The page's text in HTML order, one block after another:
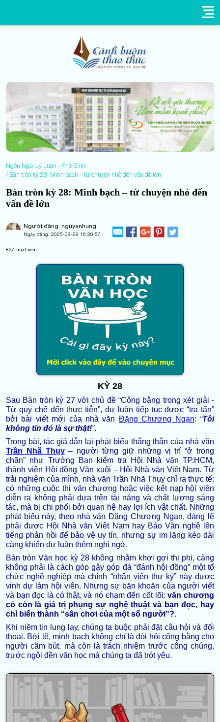
Ngôn Ngữ-Lý Luận - Phê Bình
Bàn tròn kỳ 28: Minh bạch – từ chuyện nhỏ đến vấn đề lớn
Bàn tròn kỳ 28: Minh bạch – từ chuyện nhỏ đến
vấn đề lớn
Người đăng: nguyenhung
Ngày đăng: 2025-08-29 16:20:57
827 lượt xem
KỲ 28
Sau Bàn tròn kỳ 27 với chủ đề “Công bằng trong xét giải -
Từ quy chế đến thực tiễn”, dư luận tiếp tục được “tra tấn”
bởi bài viết mới của nhà văn Đặng Chương Ngạn: “Tôi
không tin đó là sự thật!”.
Trong bài, tác giả dẫn lại phát biểu thẳng thắn của nhà văn
Trần Nhã Thụy– người từng giữ những vị trí “ở trong
chăn” như Trưởng Ban kiểm tra Hội Nhà văn TP.HCM,
thành viên Hội đồng Văn xuôi – Hội Nhà văn Việt Nam. Từ
trải nghiệm của mình, nhà văn Trần Nhã Thụy chỉ ra thực tế:
có những cuộc thi văn chương hoặc việc kết nạp hội viên
diễn ra không phải dựa trên tài năng và chất lượng sáng
tác, mà bị chi phối bởi quan hệ hay lợi ích vật chất. Những
phát biểu này, theo nhà văn Đặng Chương Ngạn, đáng lẽ
phải được Hội Nhà văn Việt Nam hay Báo Văn nghệ lên
tiếng phản hồi để bảo vệ uy tín, nhưng sự im lặng kéo dài
càng khiến dư luận thêm nghi ngờ.
Bàn tròn Văn học kỳ 28 không nhằm khơi gợi thị phi, càng
không phải là cách góp gậy góp đá “đánh hội đồng” một tổ
chức nghề nghiệp mà chính “nhân viên thư ký” này được
vinh dự làm hội viên. Nhưng sự băn khoăn của người viết
và bạn đọc là có thật, và nó chạm đến cốt lõi:văn chương
có còn là giá trị phụng sự nghệ thuật và bạn đọc, hay
chỉ biến thành “sân chơi của một số người”?.
Khi niềm tin lung lay, chúng ta buộc phải đặt câu hỏi và đối
thoại. Bởi lẽ, minh bạch không chỉ là đòi hỏi công bằng cho
người cầm bút, mà còn là trách nhiệm trước công chúng,
trước ngôi đền văn học mà chúng ta đã trót yêu.